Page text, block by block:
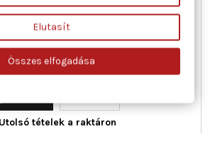
Beépítési oldal : jobb első, Kiegészítő
: Villanymotorral, Működési mód :
Tömeg [kg] : 1,120
Ár
30 731 FtNormál
68 292 Ft
Utolsó tételek a raktáron
Elutasít
Összes elfogadása